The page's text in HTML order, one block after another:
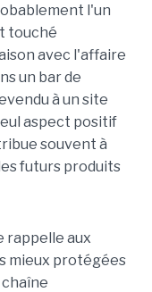
l'un
touché
avec l'affaire
un bar de
à un site
aspect positif
souvent à
futurs produits
rappelle aux
mieux protégées